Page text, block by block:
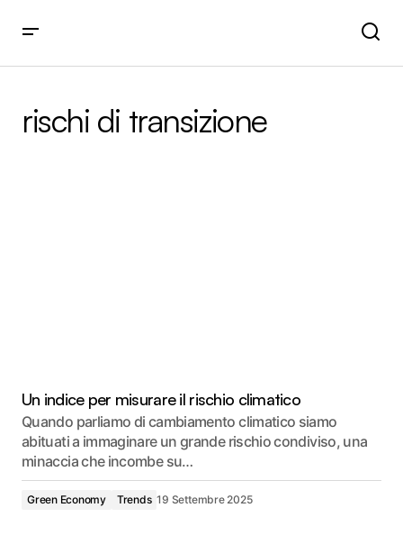
rischi di transizione
Un indice per misurare il rischio climatico
Quando parliamo di cambiamento climatico siamo
abituati a immaginare un grande rischio condiviso, una
minaccia che incombe su…
Green Economy Trends 19 Settembre 2025